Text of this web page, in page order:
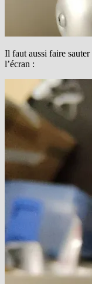
Il faut aussi faire
l’écran :